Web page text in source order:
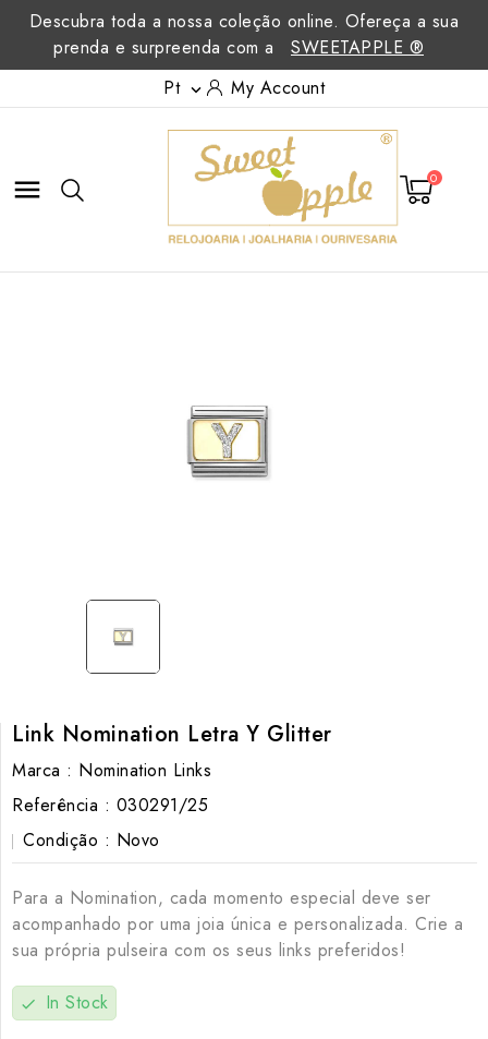
Descubra toda a nossa coleção online. Ofereça a sua
prenda e surpreenda com a
SWEETAPPLE ®
Pt  My Account
 0
Link Nomination Letra Y Glitter
Marca : Nomination Links
Referência : 030291/25
Condição : Novo
Para a Nomination, cada momento especial deve ser
acompanhado por uma joia única e personalizada. Crie a
sua própria pulseira com os seus links preferidos!
check In Stock